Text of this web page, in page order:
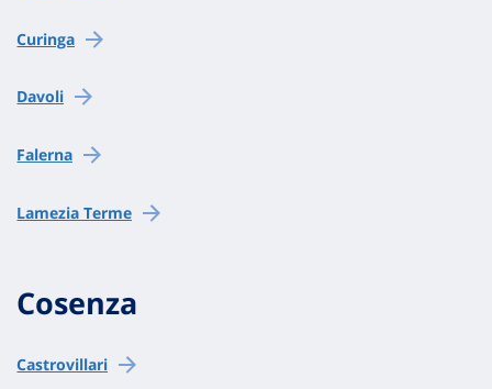
Curinga
Davoli
Falerna
Lamezia Terme
Cosenza
Castrovillari